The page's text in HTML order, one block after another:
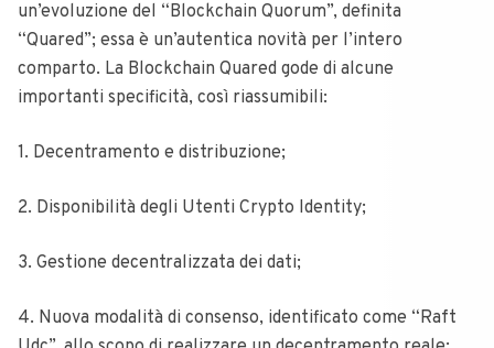
un’evoluzione del “Blockchain Quorum”, definita
“Quared”; essa è un’autentica novità per l’intero
comparto. La Blockchain Quared gode di alcune
importanti specificità, così riassumibili:
1. Decentramento e distribuzione;
2. Disponibilità degli Utenti Crypto Identity;
3. Gestione decentralizzata dei dati;
4. Nuova modalità di consenso, identificato come “Raft